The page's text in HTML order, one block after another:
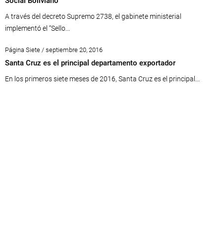
A través del decreto Supremo 2738, el gabinete ministerial
implementó el “Sello...
Página Siete / septiembre 20, 2016
Santa Cruz es el principal departamento exportador
En los primeros siete meses de 2016, Santa Cruz es el principal...